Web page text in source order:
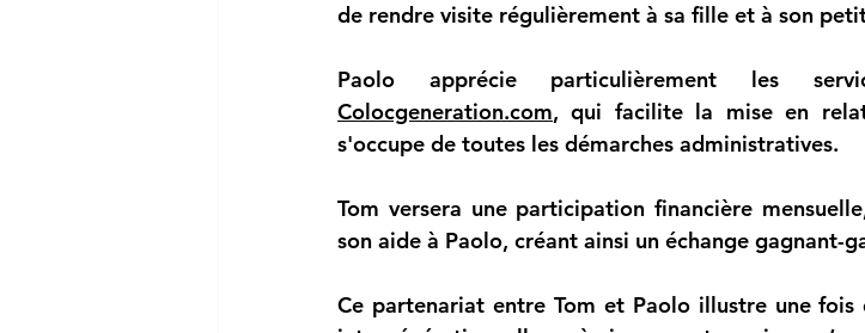
de rendre visite régulièrement à sa fille et à son
Colocgeneration.com, qui facilite la mise en
s'occupe de toutes les démarches administratives.
Tom versera une participation financière
son aide à Paolo, créant ainsi un échange gagnant-
Ce partenariat entre Tom et Paolo illustre une fois